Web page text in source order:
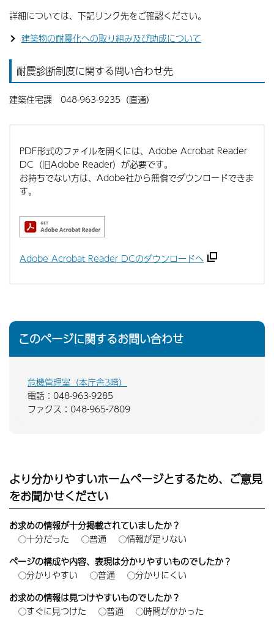
詳細については、下記リンク先をご確認ください。
建築物の耐震化への取り組み及び助成について
耐震診断制度に関する問い合わせ先
建築住宅課 048-963-9235（直通）
PDF形式のファイルを開くには、Adobe Acrobat Reader
DC（旧Adobe Reader）が必要です。
お持ちでない方は、Adobe社から無償でダウンロードできま
す。
Adobe Acrobat Reader DCのダウンロードへ
このページに関するお問い合わせ
危機管理室（本庁舎3階）
電話：048-963-9285
ファクス：048-965-7809
より分かりやすいホームページとするため、ご意見
をお聞かせください
お求めの情報が十分掲載されていましたか？
十分だった
普通
情報が足りない
ページの構成や内容、表現は分かりやすいものでしたか？
分かりやすい
普通
分かりにくい
お求めの情報は見つけやすいものでしたか？
すぐに見つけた
普通
時間がかかった